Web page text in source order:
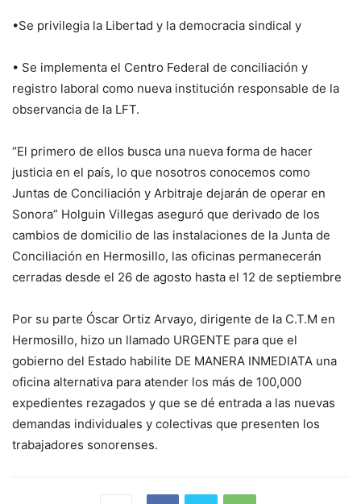
•Se privilegia la Libertad y la democracia sindical y
• Se implementa el Centro Federal de conciliación y
registro laboral como nueva institución responsable de la
observancia de la LFT.
“El primero de ellos busca una nueva forma de hacer
justicia en el país, lo que nosotros conocemos como
Juntas de Conciliación y Arbitraje dejarán de operar en
Sonora” Holguin Villegas aseguró que derivado de los
cambios de domicilio de las instalaciones de la Junta de
Conciliación en Hermosillo, las oficinas permanecerán
cerradas desde el 26 de agosto hasta el 12 de septiembre
Por su parte Óscar Ortiz Arvayo, dirigente de la C.T.M en
Hermosillo, hizo un llamado URGENTE para que el
gobierno del Estado habilite DE MANERA INMEDIATA una
oficina alternativa para atender los más de 100,000
expedientes rezagados y que se dé entrada a las nuevas
demandas individuales y colectivas que presenten los
trabajadores sonorenses.